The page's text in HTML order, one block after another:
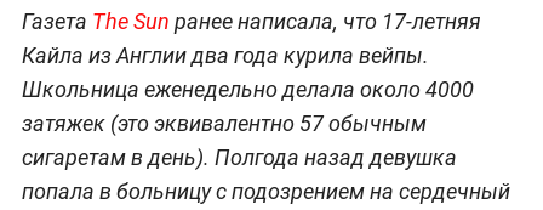
Газета The Sun ранее написала, что 17-летняя
Кайла из Англии два года курила вейпы.
Школьница еженедельно делала около 4000
затяжек (это эквивалентно 57 обычным
сигаретам в день). Полгода назад девушка
попала в больницу с подозрением на сердечный